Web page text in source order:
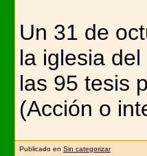
Un 31 de
la iglesia
las 95 tesis
(Acción o
Publicado en Sin categorizar